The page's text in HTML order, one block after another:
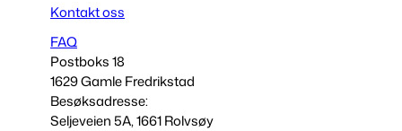
Kontakt oss
FAQ
Postboks 18
1629 Gamle Fredrikstad
Besøksadresse:
Seljeveien 5A, 1661 Rolvsøy